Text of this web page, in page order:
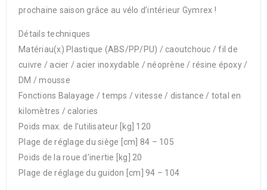
prochaine saison grâce au vélo d’intérieur Gymrex !
Détails techniques
Matériau(x) Plastique (ABS/PP/PU) / caoutchouc / fil de
cuivre / acier / acier inoxydable / néoprène / résine époxy /
DM / mousse
Fonctions Balayage / temps / vitesse / distance / total en
kilomètres / calories
Poids max. de l’utilisateur [kg] 120
Plage de réglage du siège [cm] 84 – 105
Poids de la roue d’inertie [kg] 20
Plage de réglage du guidon [cm] 94 – 104